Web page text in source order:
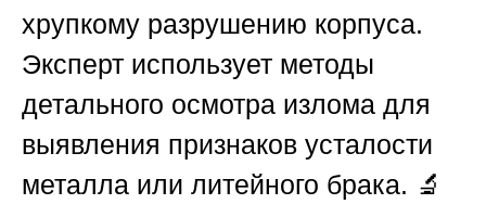
хрупкому разрушению корпуса.
Эксперт использует методы
детального осмотра излома для
выявления признаков усталости
металла или литейного брака. 🔬